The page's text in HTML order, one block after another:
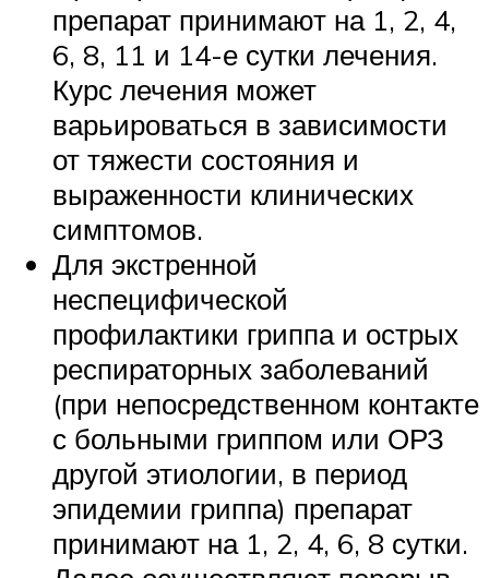
препарат принимают на 1, 2, 4,
6, 8, 11 и 14-е сутки лечения.
Курс лечения может
варьироваться в зависимости
от тяжести состояния и
выраженности клинических
симптомов.
Для экстренной
неспецифической
профилактики гриппа и острых
респираторных заболеваний
(при непосредственном контакте
с больными гриппом или ОРЗ
другой этиологии, в период
эпидемии гриппа) препарат
принимают на 1, 2, 4, 6, 8 сутки.